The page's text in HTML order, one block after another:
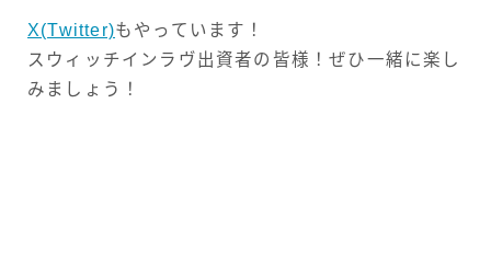
X(Twitter)もやっています！
スウィッチインラヴ出資者の皆様！ぜひ一緒に楽し
みましょう！